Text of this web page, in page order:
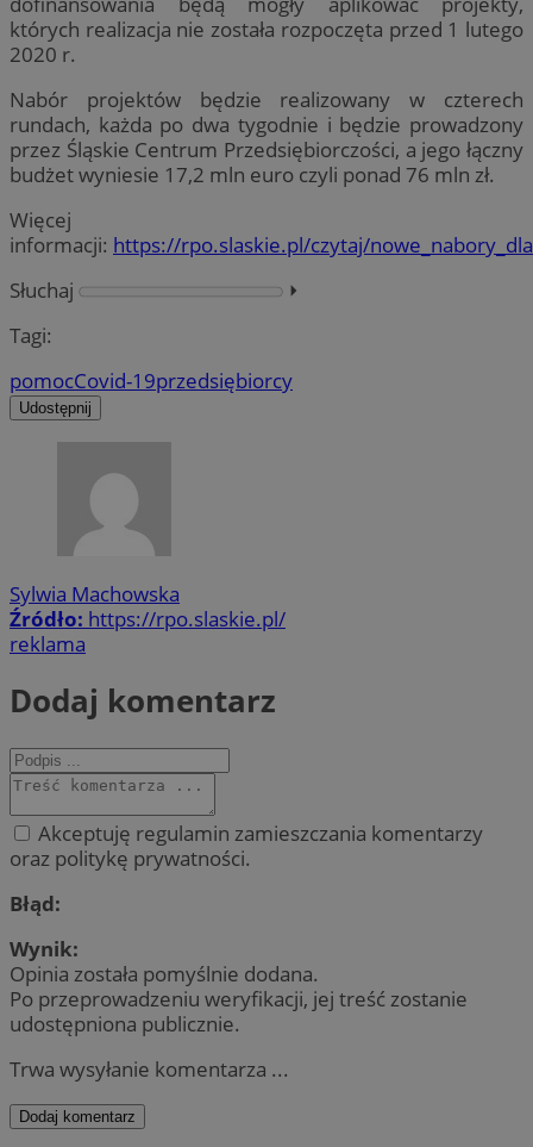
których realizacja nie została rozpoczęta przed 1 lutego
2020 r.
Nabór projektów będzie realizowany w czterech
rundach, każda po dwa tygodnie i będzie prowadzony
przez Śląskie Centrum Przedsiębiorczości, a jego łączny
budżet wyniesie 17,2 mln euro czyli ponad 76 mln zł.
Więcej
informacji: https://rpo.slaskie.pl/czytaj/
Słuchaj
⏵︎
Tagi:
pomocCovid-19przedsiębiorcy
Udostępnij
Sylwia Machowska
Źródło: https://rpo.slaskie.pl/
reklama
Dodaj komentarz
Akceptuję regulamin zamieszczania komentarzy
oraz politykę prywatności.
Błąd:
Wynik:
Opinia została pomyślnie dodana.
Po przeprowadzeniu weryfikacji, jej treść zostanie
udostępniona publicznie.
Trwa wysyłanie komentarza ...
Dodaj komentarz